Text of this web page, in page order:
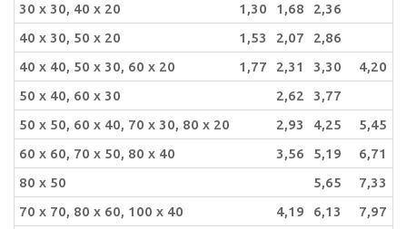
30 x 30, 40 x 20
1,30 1,68
2,36
40 x 30, 50 x 20
1,53 2,07
2,86
40 x 40, 50 x 30, 60 x 20
1,77 2,31 3,30
4,20
50 x 40, 60 x 30
2,62
3,77
50 x 50, 60 x 40, 70 x 30, 80 x 20
2,93 4,25 5,45
60 x 60, 70 x 50, 80 x 40
3,56 5,19 6,71
80 x 50
5,65
7,33
70 x 70, 80 x 60, 100 x 40
4,19 6,13 7,97